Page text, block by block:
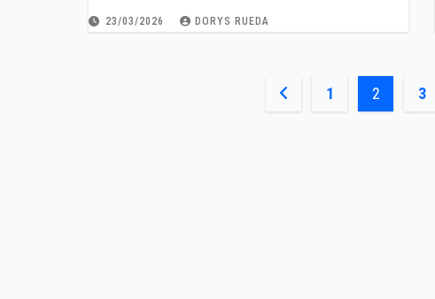
23/03/2026 DORYS RUEDA
Paginación
1 2 3